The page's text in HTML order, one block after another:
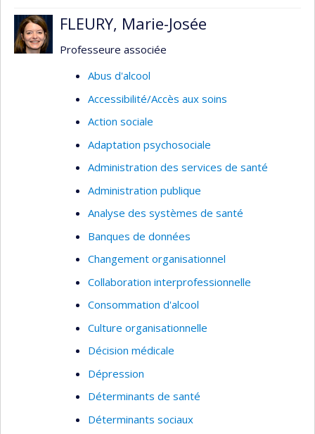
Administration des services infirmiers
Gestion des ressources humaines
FLEURY, Marie-Josée
Professeure associée
Abus d'alcool
Accessibilité/Accès aux soins
Action sociale
Adaptation psychosociale
Administration des services de santé
Administration publique
Analyse des systèmes de santé
Banques de données
Changement organisationnel
Collaboration interprofessionnelle
Consommation d'alcool
Culture organisationnelle
Décision médicale
Dépression
Déterminants de santé
Déterminants sociaux